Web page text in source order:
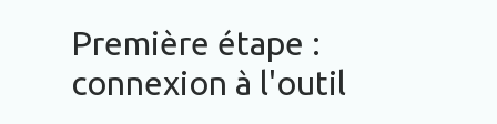
Première étape :
connexion à l'outil